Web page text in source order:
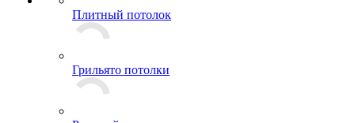
Акустический
гипсокартон
Плитный потолок